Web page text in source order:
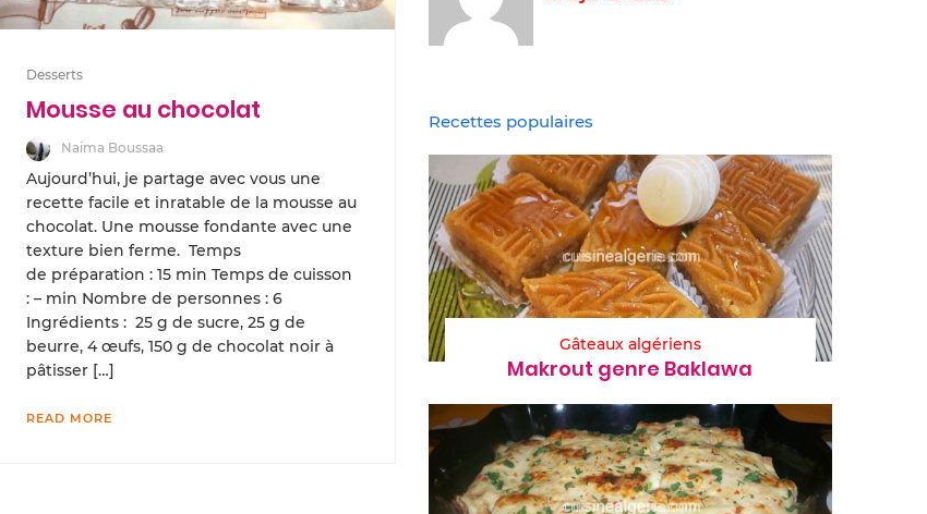
Desserts
Mousse au chocolat
Naima Boussaa
Aujourd’hui, je partage avec vous une
recette facile et inratable de la mousse au
chocolat. Une mousse fondante avec une
texture bien ferme. Temps
de préparation : 15 min Temps de cuisson
: – min Nombre de personnes : 6
Ingrédients : 25 g de sucre, 25 g de
beurre, 4 œufs, 150 g de chocolat noir à
pâtisser […]
READ MORE
Recettes populaires
Gâteaux algériens
Makrout genre Baklawa